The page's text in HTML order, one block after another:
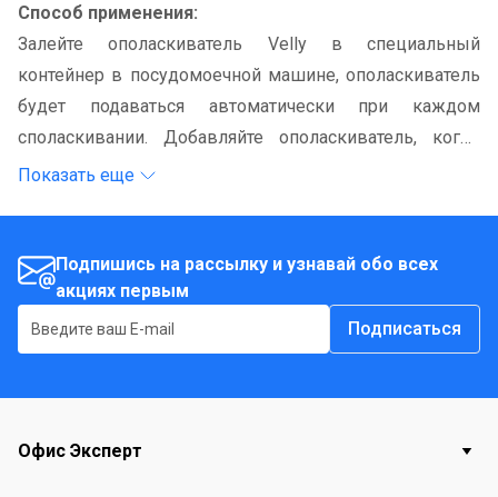
Способ применения:
Залейте ополаскиватель Velly в специальный
контейнер в посудомоечной машине, ополаскиватель
будет подаваться автоматически при каждом
споласкивании. Добавляйте ополаскиватель, когда
загорится соответствующий индикатор на панели
пластика, фарфора, твердых металлов.
Показать еще
Подпишись на рассылку и узнавай обо всех
акциях первым
Подписаться
Офис Эксперт